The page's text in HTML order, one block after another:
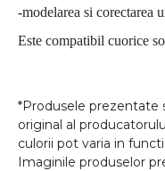
-modelarea si corectarea
Este compatibil cuorice
*Produsele prezentate
original al
culorii pot varia in
Imaginile produselor